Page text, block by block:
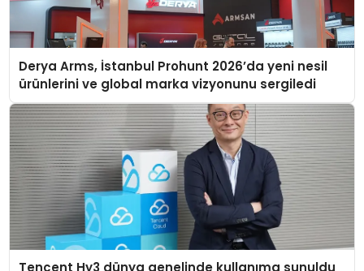
Derya Arms, İstanbul Prohunt 2026’da yeni nesil
ürünlerini ve global marka vizyonunu sergiledi
Tencent Hy3 dünya genelinde kullanıma sunuldu